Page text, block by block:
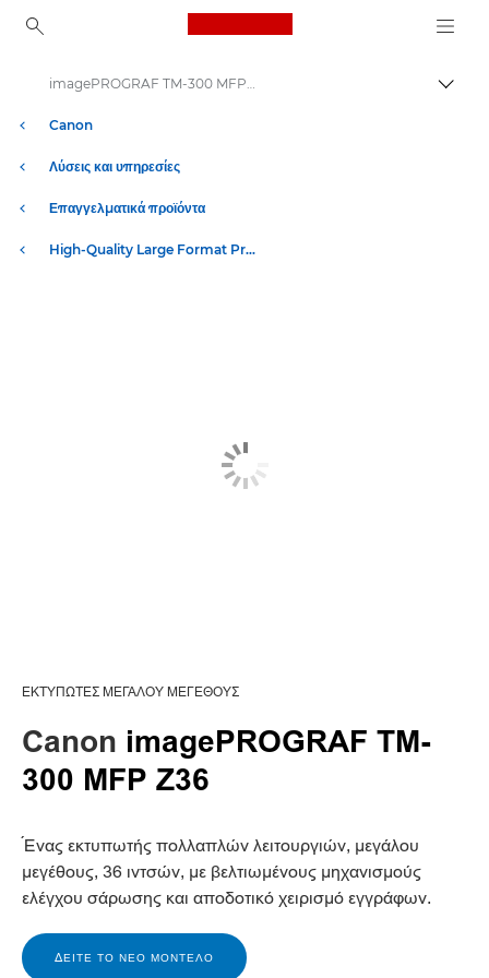
Canon Logo, back to
Canon
Λύσεις και υπηρεσίες
Επαγγελματικά προϊόντα
High-Quality Large Format Printers for CAD/GIS and Stunning Graphics
imagePROGRAF TM-300 MFP Z36: Παραγωγική εκτύπωση μεγάλου μεγέθους
ΕΚΤΥΠΩΤΈΣ ΜΕΓΆΛΟΥ ΜΕΓΈΘΟΥΣ
Canon imagePROGRAF TM-
300 MFP Z36
Ένας εκτυπωτής πολλαπλών λειτουργιών, μεγάλου
μεγέθους, 36 ιντσών, με βελτιωμένους μηχανισμούς
ελέγχου σάρωσης και αποδοτικό χειρισμό εγγράφων.
ΔΕΊΤΕ ΤΟ ΝΈΟ ΜΟΝΤΈΛΟ